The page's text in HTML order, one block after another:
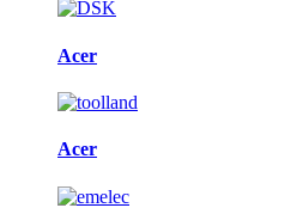
Acer
Acer